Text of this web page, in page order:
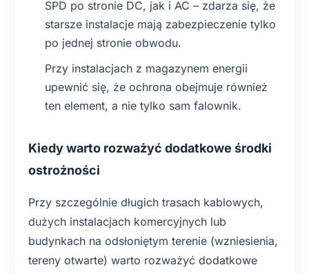
SPD po stronie DC, jak i AC – zdarza się, że
starsze instalacje mają zabezpieczenie tylko
po jednej stronie obwodu.
Przy instalacjach z magazynem energii
upewnić się, że ochrona obejmuje również
ten element, a nie tylko sam falownik.
Kiedy warto rozważyć dodatkowe środki
ostrożności
Przy szczególnie długich trasach kablowych,
dużych instalacjach komercyjnych lub
budynkach na odsłoniętym terenie (wzniesienia,
tereny otwarte) warto rozważyć dodatkowe